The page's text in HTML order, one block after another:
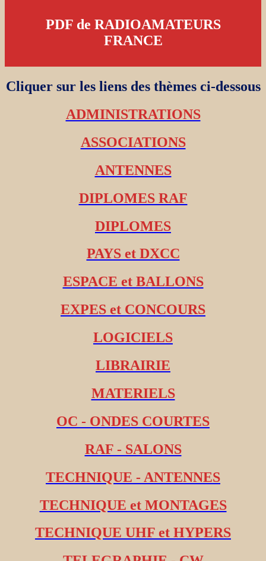
PDF de RADIOAMATEURS
FRANCE
Cliquer sur les liens des thèmes ci-dessous
ADMINISTRATIONS
ASSOCIATIONS
ANTENNES
DIPLOMES RAF
DIPLOMES
PAYS et DXCC
ESPACE et BALLONS
EXPES et CONCOURS
LOGICIELS
LIBRAIRIE
MATERIELS
OC - ONDES COURTES
RAF - SALONS
TECHNIQUE - ANTENNES
TECHNIQUE et MONTAGES
TECHNIQUE UHF et HYPERS